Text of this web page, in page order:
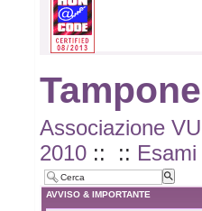
Associazione
2010 :: ::
AVVISO & IMPORTANTE